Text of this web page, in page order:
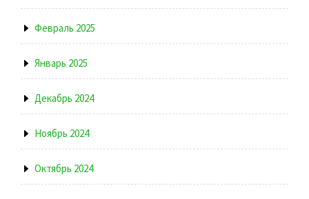
Февраль 2025
Январь 2025
Декабрь 2024
Ноябрь 2024
Октябрь 2024